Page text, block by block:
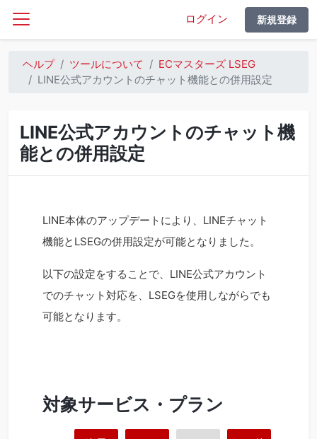
ログイン 新規登録
ヘルプ ツールについて
ECマスターズ LSEG
LINE公式アカウントのチャット機能との併用設定
LINE公式アカウントのチャット機
能との併用設定
LINE本体のアップデートにより、LINEチャット
機能とLSEGの併用設定が可能となりました。
以下の設定をすることで、LINE公式アカウント
でのチャット対応を、LSEGを使用しながらでも
可能となります。
対象サービス・プラン